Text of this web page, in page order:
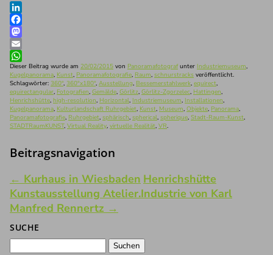
LinkedIn
Facebook
Mastodon
Email
WhatsApp
Dieser Beitrag wurde am 20/02/2015 von Panoramafotografunter Industriemuseum,
Kugelpanorama, Kunst, Panoramafotografie, Raum, schnurstracks veröffentlicht.
Schlagwörter: 360°, 360°x180°, Ausstellung, Bessemerstahlwerk, equirect,
equirectangular, Fotografien, Gemälde, Görlitz, Görlitz-Zgorzelec, Hattingen,
Henrichshütte, high-resolution, Horizontal, Industriemuseum, Installationen,
Kugelpanorama, Kulturlandschaft Ruhrgebiet, Kunst, Museum, Objekte, Panorama,
Panoramafotografie, Ruhrgebiet, sphärisch, spherical, spherique, Stadt-Raum-Kunst,
STADTRaumKUNST, Virtual Reality, virtuelle Realität, VR.
Beitragsnavigation
← Kurhaus in Wiesbaden Henrichshütte
Kunstausstellung Atelier.Industrie von Karl
Manfred Rennertz →
SUCHE